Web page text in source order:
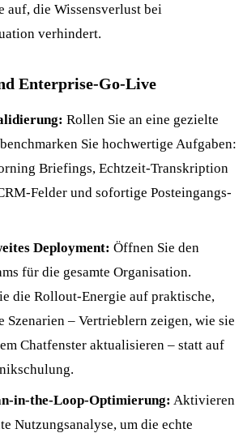
auf, die Wissensverlust bei
verhindert.
Enterprise-Go-Live
Rollen Sie an eine gezielte
Sie hochwertige Aufgaben:
Briefings, Echtzeit-Transkription
Felder und sofortige Posteingangs-
Deployment: Öffnen Sie den
für die gesamte Organisation.
die Rollout-Energie auf praktische,
Szenarien – Vertrieblern zeigen, wie sie
Chatfenster aktualisieren – statt auf
in-the-Loop-Optimierung: Aktivieren
Nutzungsanalyse, um die echte